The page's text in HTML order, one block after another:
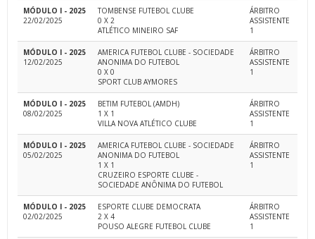
MÓDULO I - 2025
22/02/2025
TOMBENSE FUTEBOL CLUBE
0 X 2
ATLÉTICO MINEIRO SAF
ÁRBITRO
ASSISTENTE
1
MÓDULO I - 2025
12/02/2025
AMERICA FUTEBOL CLUBE - SOCIEDADE
ANONIMA DO FUTEBOL
0 X 0
SPORT CLUB AYMORES
ÁRBITRO
ASSISTENTE
1
MÓDULO I - 2025
08/02/2025
BETIM FUTEBOL (AMDH)
1 X 1
VILLA NOVA ATLÉTICO CLUBE
ÁRBITRO
ASSISTENTE
1
MÓDULO I - 2025
05/02/2025
AMERICA FUTEBOL CLUBE - SOCIEDADE
ANONIMA DO FUTEBOL
1 X 1
CRUZEIRO ESPORTE CLUBE -
SOCIEDADE ANÔNIMA DO FUTEBOL
ÁRBITRO
ASSISTENTE
1
MÓDULO I - 2025
02/02/2025
ESPORTE CLUBE DEMOCRATA
2 X 4
POUSO ALEGRE FUTEBOL CLUBE
ÁRBITRO
ASSISTENTE
1